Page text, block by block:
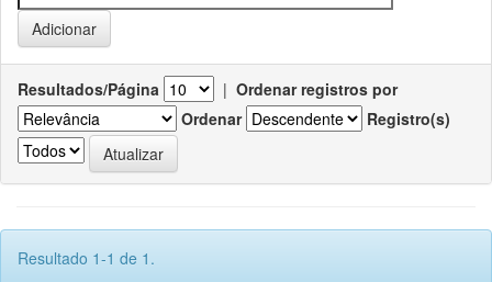
Resultados/Página | Ordenar registros por
Ordenar
Registro(s)
Resultado 1-1 de 1.